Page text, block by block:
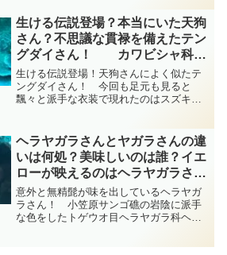
エローの体にエラ孔の黒い小さな斑点が
可愛いウナギ目ウツボ科のヒメウ...
生ける伝説登場？本当にいた天狗
さん？不思議な貫禄を備えたテン
グダイさん！ カワビシャ科
diving-photo-summary-
tsubuankun
生ける伝説登場！天狗さんによく似たテ
ングダイさん！ 今回も足元も見ると
飄々と派手な衣装で現れたのはスズキ目
て突き出た吻と黒い縞模様と黄色い鰭が
特徴です・・・テングダイさ...
ヘラヤガラさんとヤガラさんの違
いは何処？美味しいのは誰？イエ
ローが映えるのはヘラヤガラさ
ん！ 小笠原 ヘラヤガラ科
diving-photo‐tsubuankun
意外と無精髭が味を出しているヘラヤガ
ラさん！ 小笠原サンゴ礁の岩陰に派手
な色をしたトゲウオ目ヘラヤガラ科ヘラ